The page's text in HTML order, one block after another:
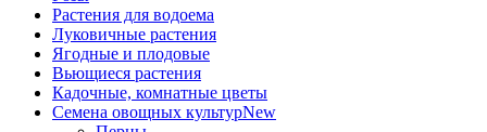
Растения для водоема
Луковичные растения
Ягодные и плодовые
Вьющиеся растения
Кадочные, комнатные цветы
Семена овощных культурNew